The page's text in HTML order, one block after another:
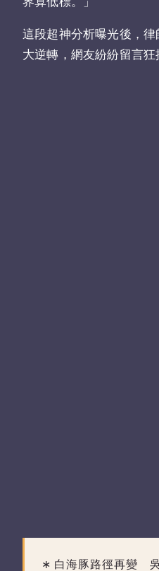
這段超神分析曝光後，
大逆轉，網友紛紛留言
白海豚路徑再變